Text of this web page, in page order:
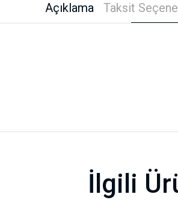
Açıklama Taksit
İlgili